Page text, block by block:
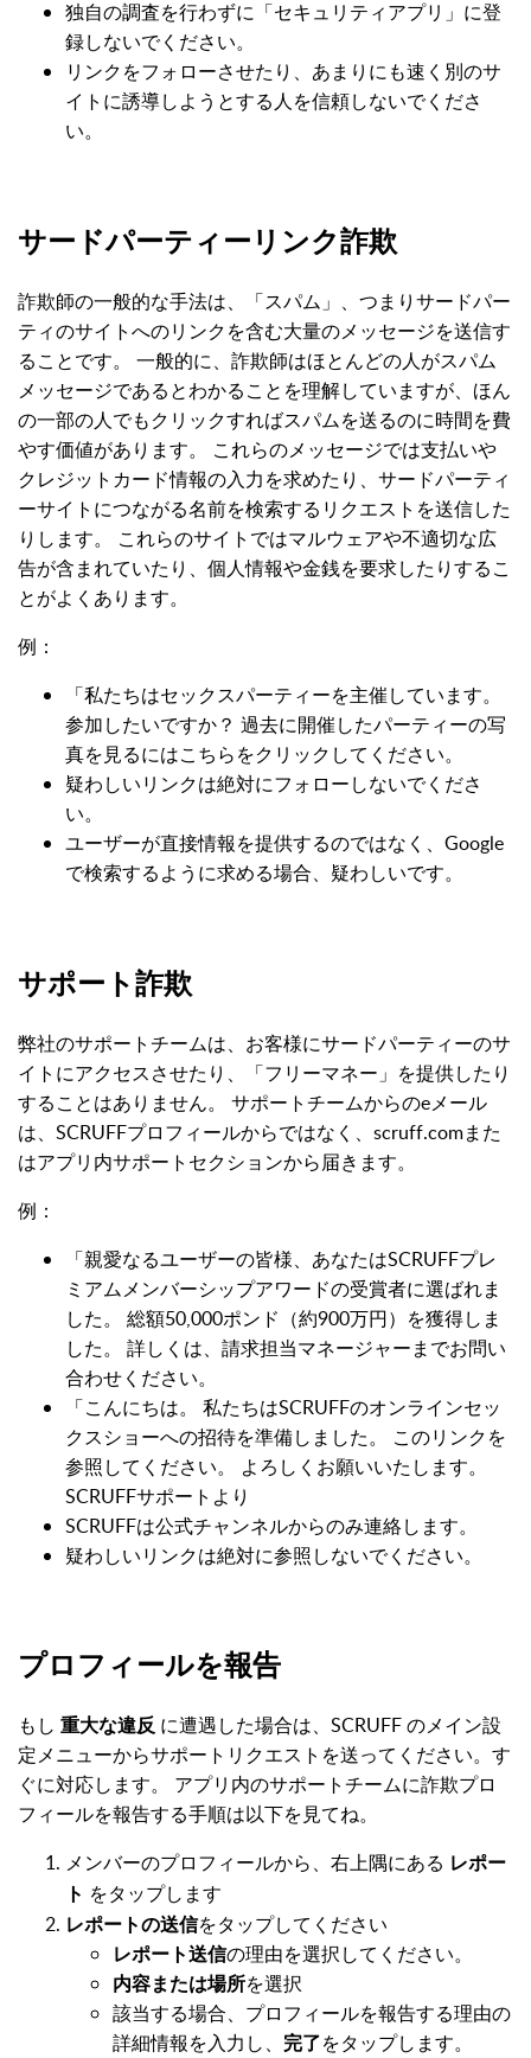
独自の調査を行わずに「セキュリティアプリ」に登
録しないでください。
リンクをフォローさせたり、あまりにも速く別のサ
イトに誘導しようとする人を信頼しないでくださ
い。
サードパーティーリンク詐欺
詐欺師の一般的な手法は、「スパム」、つまりサードパー
ティのサイトへのリンクを含む大量のメッセージを送信す
ることです。 一般的に、詐欺師はほとんどの人がスパム
メッセージであるとわかることを理解していますが、ほん
の一部の人でもクリックすればスパムを送るのに時間を費
やす価値があります。 これらのメッセージでは支払いや
クレジットカード情報の入力を求めたり、サードパーティ
ーサイトにつながる名前を検索するリクエストを送信した
りします。 これらのサイトではマルウェアや不適切な広
告が含まれていたり、個人情報や金銭を要求したりするこ
とがよくあります。
例：
「私たちはセックスパーティーを主催しています。
参加したいですか？ 過去に開催したパーティーの写
真を見るにはこちらをクリックしてください。
疑わしいリンクは絶対にフォローしないでくださ
い。
ユーザーが直接情報を提供するのではなく、Google
で検索するように求める場合、疑わしいです。
サポート詐欺
弊社のサポートチームは、お客様にサードパーティーのサ
イトにアクセスさせたり、「フリーマネー」を提供したり
することはありません。 サポートチームからのeメール
は、SCRUFFプロフィールからではなく、scruff.comまた
はアプリ内サポートセクションから届きます。
例：
「親愛なるユーザーの皆様、あなたはSCRUFFプレ
ミアムメンバーシップアワードの受賞者に選ばれま
した。 総額50,000ポンド（約900万円）を獲得しま
した。 詳しくは、請求担当マネージャーまでお問い
合わせください。
「こんにちは。 私たちはSCRUFFのオンラインセッ
クスショーへの招待を準備しました。 このリンクを
参照してください。 よろしくお願いいたします。
SCRUFFサポートより
SCRUFFは公式チャンネルからのみ連絡します。
疑わしいリンクは絶対に参照しないでください。
プロフィールを報告
もし 重大な違反 に遭遇した場合は、SCRUFF のメイン設
定メニューからサポートリクエストを送ってください。す
ぐに対応します。 アプリ内のサポートチームに詐欺プロ
フィールを報告する手順は以下を見てね。
メンバーのプロフィールから、右上隅にある レポー
ト をタップします
レポートの送信をタップしてください
レポート送信の理由を選択してください。
内容または場所を選択
該当する場合、プロフィールを報告する理由の
詳細情報を入力し、 完了をタップします。